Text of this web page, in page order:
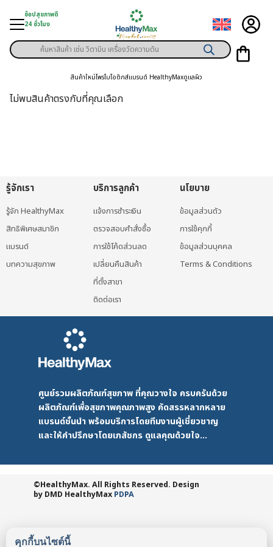
content
ช้อปสุขภาพดี
24 ชั่วโมง
มู่สินค้า
สุขภาพ
กค้า
Products
search
สินค้าใหม่โพรไบโอติกส์แบรนด์ HealthyMaxดูแลผิว
ไม่พบสินค้าตรงกับที่คุณเลือก
คุกกี้บนไซต์นี้
รู้จักเรา
รู้จัก HealthyMax
สิทธิพิเศษสมาชิก
แบรนด์
บทความสุขภาพ
บริการลูกค้า
แจ้งการชำระเงิน
ตรวจสอบคำสั่งซื้อ
การใช้โค้ดส่วนลด
เปลี่ยนคืนสินค้า
ที่ตั้งสาขา
ติดต่อเรา
นโยบาย
ข้อมูลส่วนตัว
การใช้คุกกี้
ข้อมูลส่วนบุคคล
Terms & Conditions
ศูนย์รวมผลิตภัณฑ์สุขภาพ ที่คุณวางใจ ครบครันด้วย
ผลิตภัณฑ์เพื่อสุขภาพคุณภาพสูง คัดสรรหลากหลาย
แบรนด์ชั้นนำ พร้อมบริการโดยทีมงานผู้เชี่ยวชาญ
และให้คำปรึกษาโดยเภสัชกร ดูแลคุณด้วยใจ...
©HealthyMax. All Rights Reserved. Design
by DMD HealthyMax PDPA